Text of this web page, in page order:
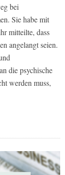
bei
Sie habe mit
mitteilte, dass
angelangt seien.
die psychische
werden muss,